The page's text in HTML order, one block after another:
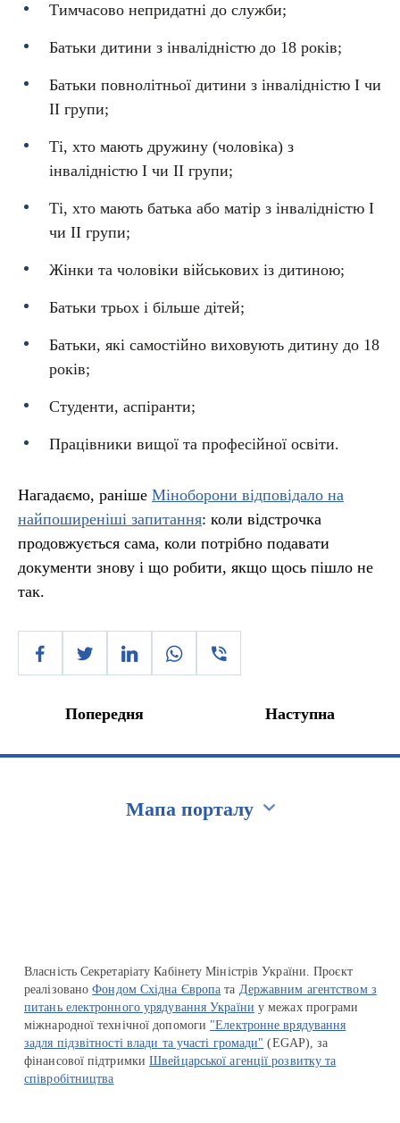
Тимчасово непридатні до служби;
Батьки дитини з інвалідністю до 18 років;
Батьки повнолітньої дитини з інвалідністю I чи
II групи;
Ті, хто мають дружину (чоловіка) з
інвалідністю I чи II групи;
Ті, хто мають батька або матір з інвалідністю I
чи II групи;
Жінки та чоловіки військових із дитиною;
Батьки трьох і більше дітей;
Батьки, які самостійно виховують дитину до 18
років;
Студенти, аспіранти;
Працівники вищої та професійної освіти.
Нагадаємо, раніше Міноборони відповідало на
найпоширеніші запитання: коли відстрочка
продовжується сама, коли потрібно подавати
документи знову і що робити, якщо щось пішло не
так.
Попередня Наступна
Мапа порталу
Власність Секретаріату Кабінету Міністрів України. Проєкт
реалізованоФондом Східна Європа та Державним агентством з
питань електронного урядування України у межах програми
міжнародної технічної допомоги "Електронне врядування
задля підзвітності влади та участі громади" (EGAP), за
фінансової підтримкиШвейцарської агенції розвитку та
співробітництва